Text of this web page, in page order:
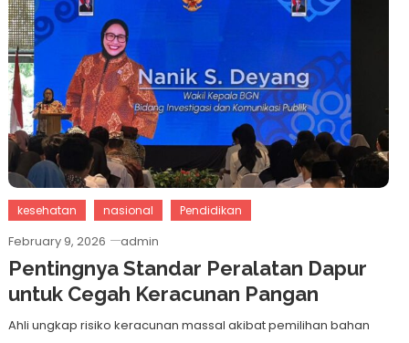
kesehatan nasional Pendidikan
February 9, 2026 admin
Pentingnya Standar Peralatan Dapur
untuk Cegah Keracunan Pangan
Ahli ungkap risiko keracunan massal akibat pemilihan bahan